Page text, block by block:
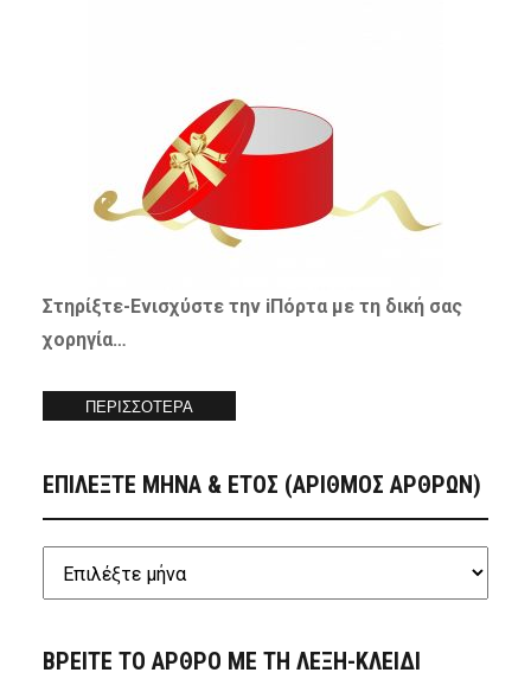
Στηρίξτε-Ενισχύστετην iΠόρτα με τη δική σας
χορηγία…
ΠΕΡΙΣΣΟΤΕΡΑ
ΕΠΙΛΕΞΤΕ ΜΗΝΑ & ΕΤΟΣ (ΑΡΙΘΜΟΣ ΑΡΘΡΩΝ)
ΒΡΕΙΤΕ ΤΟ ΑΡΘΡΟ ΜΕ ΤΗ ΛΕΞΗ-ΚΛΕΙΔΙ